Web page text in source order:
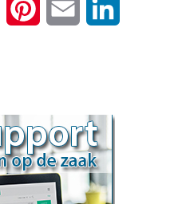
Twitter Pinterest Email